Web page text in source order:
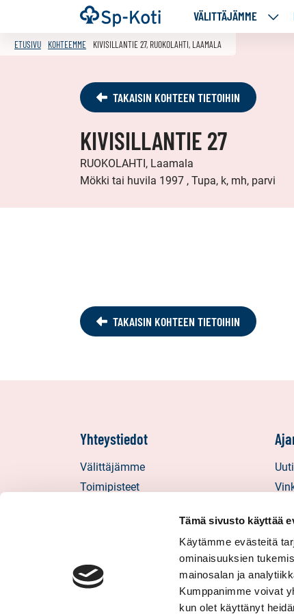
Tämä sivusto käyttää
Käytämme evästeitä
ominaisuuksien
mainosalan ja
Kumppanimme voivat
kun olet käyttänyt
Siirry
sisältöön
Etusivu VÄLITTÄJÄMME
ETUSIVU KOHTEEMME KIVISILLANTIE 27, RUOKOLAHTI, LAAMALA
TAKAISIN KOHTEEN TIETOIHIN
KIVISILLANTIE 27
RUOKOLAHTI, Laamala
Mökki tai huvila 1997 , Tupa, k, mh, parvi
TAKAISIN KOHTEEN TIETOIHIN
Yhteystiedot
Välittäjämme
Toimipisteet
Sp-Koti Keskusyksikkö